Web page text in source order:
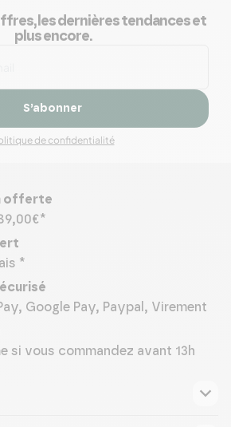
les dernières tendances et
plus encore.
S’abonner
de confidentialité
offerte
*
Google Pay, Paypal, Virement
si vous commandez avant 13h